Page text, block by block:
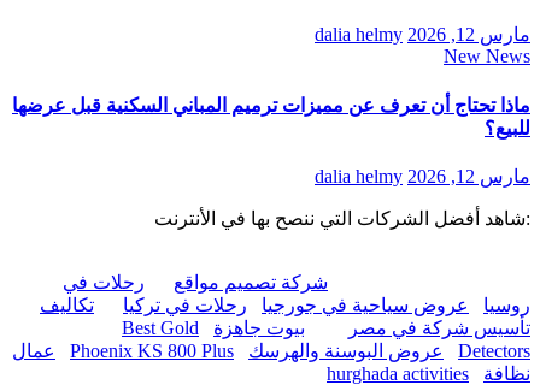
مارس 12, 2026
dalia helmy
New News
ماذا تحتاج أن تعرف عن مميزات ترميم المباني السكنية قبل عرضها
للبيع؟
مارس 12, 2026 dalia helmy
:شاهد أفضل الشركات التي ننصح بها في الأنترنت
شركة تصميم مواقع
رحلات في
روسيا
عروض سياحية في جورجيا رحلات في تركيا
تكاليف
تأسيس شركة في مصر
بيوت جاهزة
Best Gold
Detectors
عروض البوسنة والهرسك Phoenix KS 800 Plus
عمال
نظافة
hurghada activities